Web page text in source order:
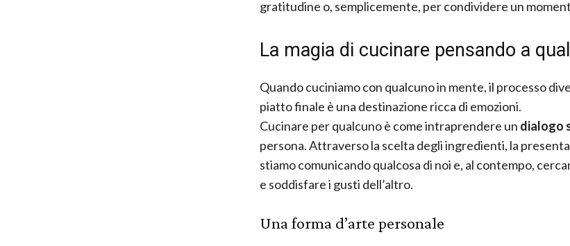
gratitudine o, semplicemente, per condividere un
La magia di cucinare pensando a
Quando cuciniamo con qualcuno in mente, il processo
piatto finale è una destinazione ricca di emozioni.
Cucinare per qualcuno è come intraprendere un dialogo
persona. Attraverso la scelta degli ingredienti, la
stiamo comunicando qualcosa di noi e, al contempo,
e soddisfare i gusti dell’altro.
Una forma d’arte personale